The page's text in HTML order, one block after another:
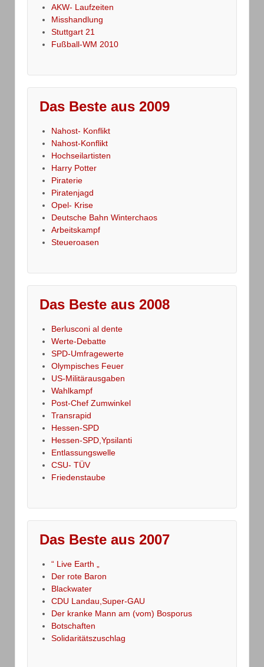
AKW- Laufzeiten
Misshandlung
Stuttgart 21
Fußball-WM 2010
Das Beste aus 2009
Nahost- Konflikt
Nahost-Konflikt
Hochseilartisten
Harry Potter
Piraterie
Piratenjagd
Opel- Krise
Deutsche Bahn Winterchaos
Arbeitskampf
Steueroasen
Das Beste aus 2008
Berlusconi al dente
Werte-Debatte
SPD-Umfragewerte
Olympisches Feuer
US-Militärausgaben
Wahlkampf
Post-Chef Zumwinkel
Transrapid
Hessen-SPD
Hessen-SPD,Ypsilanti
Entlassungswelle
CSU- TÜV
Friedenstaube
Das Beste aus 2007
“ Live Earth „
Der rote Baron
Blackwater
CDU Landau,Super-GAU
Der kranke Mann am (vom) Bosporus
Botschaften
Solidaritätszuschlag